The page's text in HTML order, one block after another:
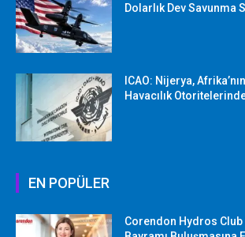
Dolarlık Dev Savunma
ICAO: Nijerya,
Havacılık
EN POPÜLER
Corendon Hydros Club